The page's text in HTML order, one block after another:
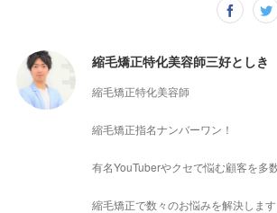
縮毛矯正特化美容師三好としき
縮毛矯正特化美容師
縮毛矯正指名ナンバーワン！
有名YouTuberやクセで悩む顧客を多
縮毛矯正で数々のお悩みを解決します